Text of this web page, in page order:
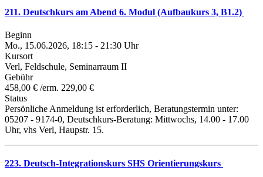
211. Deutschkurs am Abend 6. Modul (Aufbaukurs 3, B1.2)
Beginn
Mo., 15.06.2026, 18:15 - 21:30 Uhr
Kursort
Verl, Feldschule, Seminarraum II
Gebühr
458,00 € /erm. 229,00 €
Status
Persönliche Anmeldung ist erforderlich, Beratungstermin unter:
05207 - 9174-0, Deutschkurs-Beratung: Mittwochs, 14.00 - 17.00
Uhr, vhs Verl, Haupstr. 15.
223. Deutsch-Integrationskurs SHS Orientierungskurs